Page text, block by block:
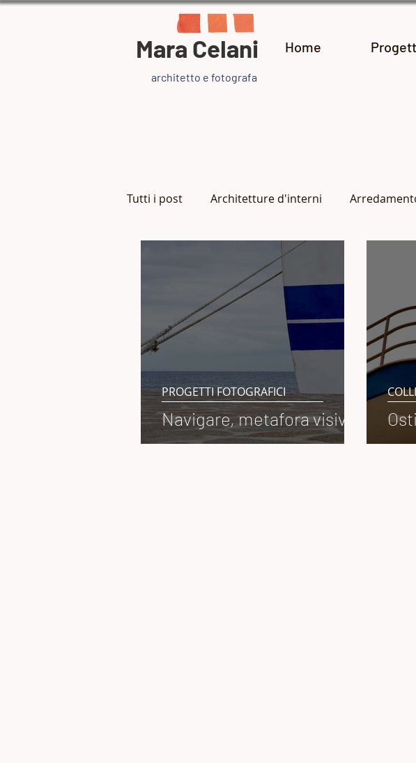
Mara Celani
architetto e fotografa
Home
Tutti i post Architetture d'interni
Ispirazione
Navigare, metafora visiva
PROGETTI FOTOGRAFICI